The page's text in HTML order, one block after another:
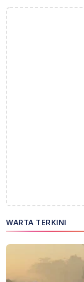
WARTA TERKINI